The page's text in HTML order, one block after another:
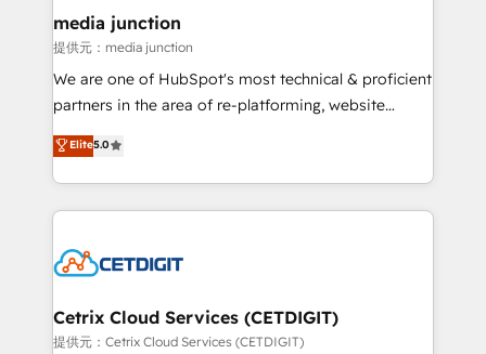
Mexico, USA, and Portugal—we've executed over a
hundred successful operations. Our approach,
rooted in RevOps principles, integrates analysis,
training, planning, and qualification. Leveraging
inbound marketing tactics, we focus on
understanding, nurturing, and converting leads.
competitive market.
media junction
提供元：media junction
We are one of HubSpot's most technical & proficient
partners in the area of re-platforming, website
design & development. We specialize in multi-hub
implementations for mid-market & enterprise
companies. We are woman-owned, powered by
coffee, and we ❤️ dogs. We produce award-winning
Impact Award 🏆2022 Technical Expertise Impact
Award 🏆2020 Elite Solutions Partner 🏆2019
Integrations HubSpot Impact Award 🏆2019
Elite5.0
Cetrix Cloud Services (CETDIGIT)
提供元：Cetrix Cloud Services (CETDIGIT)